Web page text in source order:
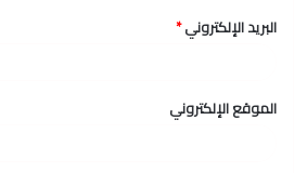
البريد الإلكتروني*
الموقع الإلكتروني